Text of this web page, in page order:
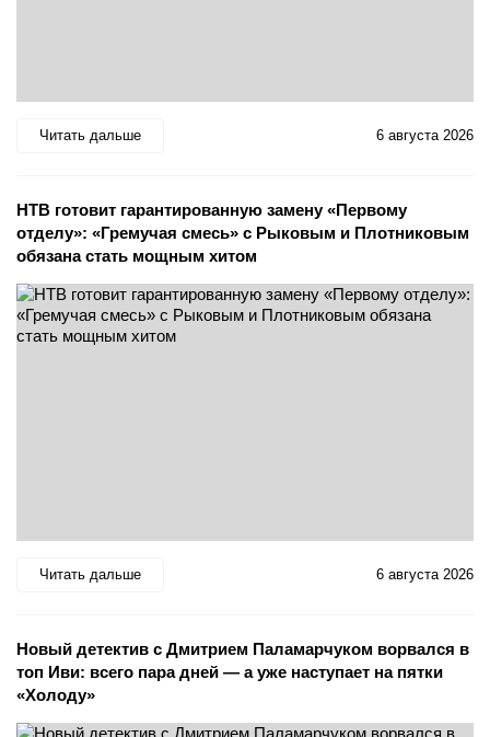
Читать дальше 6 августа 2026
НТВ готовит гарантированную замену «Первому
отделу»: «Гремучая смесь» с Рыковым и Плотниковым
обязана стать мощным хитом
Читать дальше 6 августа 2026
Новый детектив с Дмитрием Паламарчуком ворвался в
топ Иви: всего пара дней — а уже наступает на пятки
«Холоду»